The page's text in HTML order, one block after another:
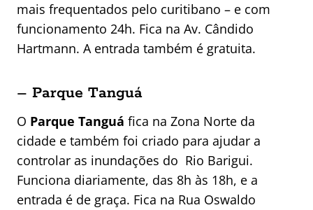
mais frequentados pelo curitibano – e com
funcionamento 24h. Fica na Av. Cândido
Hartmann. A entrada também é gratuita.
– Parque Tanguá
O Parque Tanguá fica na Zona Norte da
cidade e também foi criado para ajudar a
controlar as inundações do Rio Barigui.
Funciona diariamente, das 8h às 18h, e a
entrada é de graça. Fica na Rua Oswaldo